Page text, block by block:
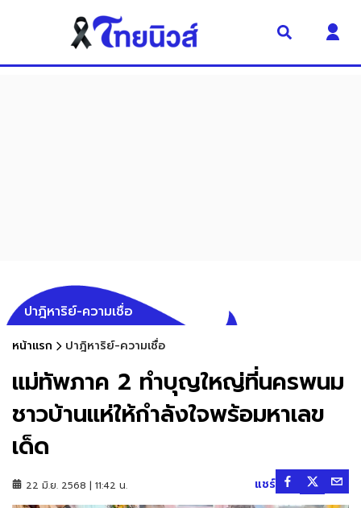
ปาฎิหาริย์-ความเชื่อ
หน้าแรก ปาฎิหาริย์-ความเชื่อ
แม่ทัพภาค 2 ทำบุญใหญ่ที่นครพนม
ชาวบ้านแห่ให้กำลังใจพร้อมหาเลข
เด็ด
22 มิ.ย. 2568 | 11:42 น. แชร์